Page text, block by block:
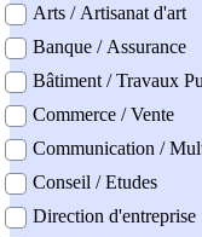
Arts / Artisanat d'art
Banque / Assurance
Bâtiment / Travaux
Commerce / Vente
Communication /
Conseil / Etudes
Direction d'entreprise